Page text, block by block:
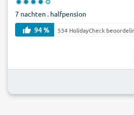
7 nachten . halfpension
94 %
534 HolidayCheck